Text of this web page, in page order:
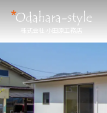
株式会社 小田原工務店